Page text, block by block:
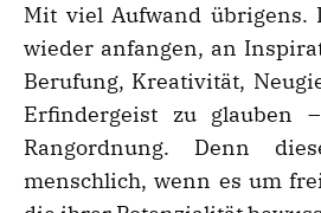
Mit viel Aufwand übrigens.
wieder anfangen, an
Berufung, Kreativität,
Erfindergeist zu glauben
Rangordnung. Denn
menschlich, wenn es um